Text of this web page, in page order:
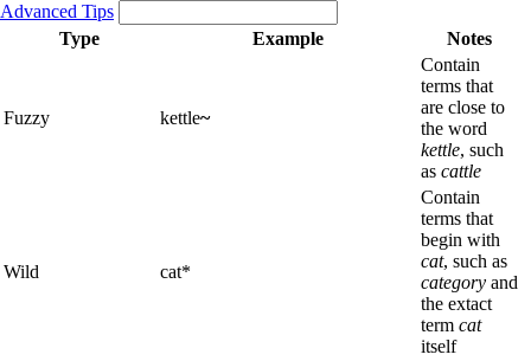
Advanced Tips
Type
Example Notes
Fuzzy kettle~
Contain
terms that
are close to
the word
kettle, such
as cattle
Wild cat*
Contain
terms that
begin with
cat, such as
category and
the extact
term cat
itself